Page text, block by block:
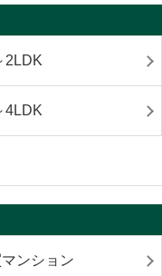
2LDK
4LDK
ンション